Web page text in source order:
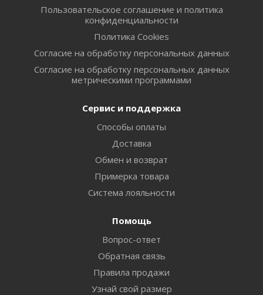
Пользовательское соглашение и политика
конфиденциальности
Политика Cookies
Согласие на обработку персональных данных
Согласие на обработку персональных данных
метрическими программами
Сервис и поддержка
Способы оплаты
Доставка
Обмен и возврат
Примерка товара
Система лояльности
Помощь
Вопрос-ответ
Обратная связь
Правила продажи
Узнай свой размер